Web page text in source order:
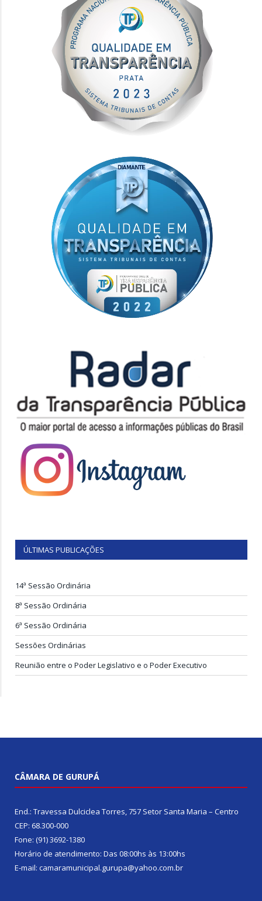
ÚLTIMAS PUBLICAÇÕES
14ª Sessão Ordinária
8ª Sessão Ordinária
6ª Sessão Ordinária
Sessões Ordinárias
Reunião entre o Poder Legislativo e o Poder Executivo
CÂMARA DE GURUPÁ
End.: Travessa Dulciclea Torres, 757 Setor Santa Maria – Centro
CEP: 68.300-000
Fone: (91) 3692-1380
Horário de atendimento: Das 08:00hs às 13:00hs
E-mail: camaramunicipal.gurupa@yahoo.com.br